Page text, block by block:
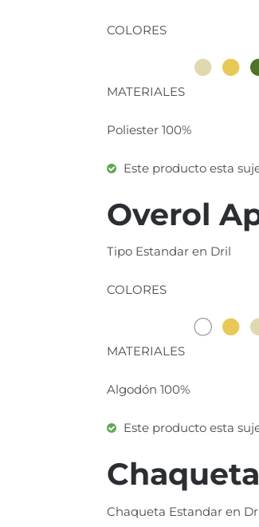
COLORES
MATERIALES
Poliester 100%
Este producto esta
Overol
Tipo Estandar en Dril
COLORES
MATERIALES
Algodón 100%
Este producto esta
Chaqueta Estandar en